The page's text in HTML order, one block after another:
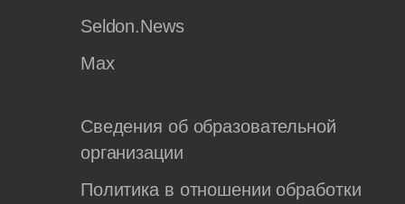
Seldon.News
Max
Сведения об образовательной
организации
Политика в отношении обработки